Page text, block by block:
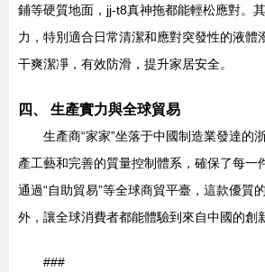
鋪等硬質地面，jj-t8真神拖都能輕松應對。
力，特別適合日常清潔和應對突發性的液體
干爽潔凈，有效防滑，提升家居安全。
四、 生產實力與全球貿易
生產商“家家”坐落于中國制造業發達的
產工藝和完善的質量控制體系，確保了每一
通過“自助貿易”等全球商貿平臺，這款優質
外，讓全球消費者都能體驗到來自中國的創
###